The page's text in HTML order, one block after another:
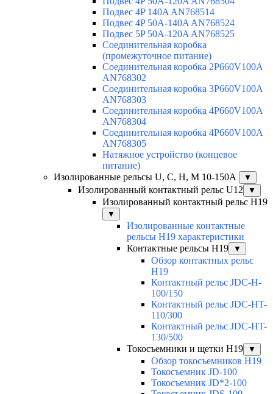
Подвес 4P 140A AN768514
Подвес 4P 50A-140A AN768524
Подвес 5P 50A-120A AN768525
Соединительная коробка
(промежуточное питание)
Соединительная коробка 2P660V100A
AN768302
Соединительная коробка 3P660V100A
AN768303
Соединительная коробка 4P660V100A
AN768304
Соединительная коробка 4P660V100A
AN768305
Натяжное устройство (концевое
питание)
Изолированные рельсы U, C, H, M 10-150А
▼
Изолированный контактный рельс U12 ▼
Изолированный контактный рельс Н19
▼
Изолированные контактные
рельсы Н19 характеристики
Контактные рельсы H19
▼
Обзор контактных рельс
H19
Контактный рельс JDC-H-
100/150
Контактный рельс JDC-HT-
110/300
Контактный рельс JDC-HT-
130/500
Токосъемники и щетки H19
▼
Обзор токосъемников H19
Токосъемник JD-100
Токосъемник JD*2-100